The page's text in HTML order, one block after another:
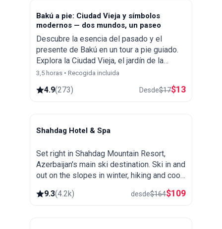
Bakú a pie: Ciudad Vieja y símbolos
modernos — dos mundos, un paseo
Descubre la esencia del pasado y el
presente de Bakú en un tour a pie guiado.
Explora la Ciudad Vieja, el jardín de la
Filarmónica, el parque marítimo del Bulevar,
la vista panorámica de Highland Park, Mini
Venecia y más.
3,5 horas • Recogida incluida
4.9(273) Desde$17$13
Shahdag
Shahdag Hotel & Spa
Set right in Shahdag Mountain Resort,
Azerbaijan's main ski destination. Ski in and
out on the slopes in winter, hiking and cool
mountain air in summer, plus a spa and
heated pool.
9.3(4.2k) desde$164$109